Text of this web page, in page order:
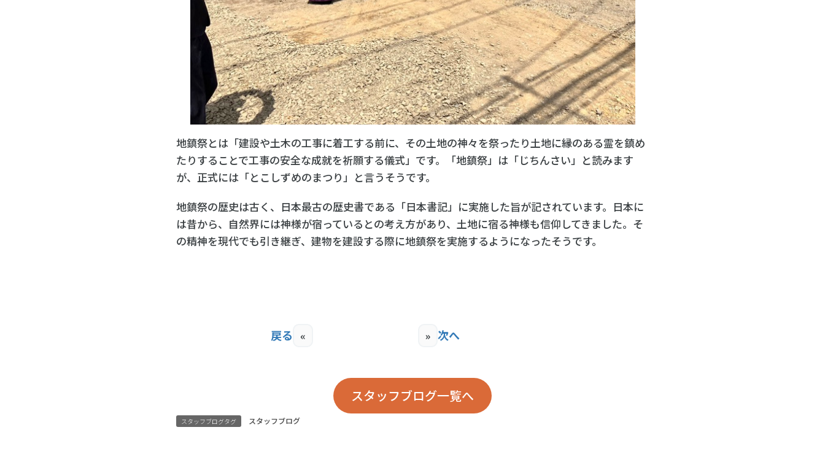
地鎮祭とは「建設や土木の工事に着工する前に、その土地の神々を祭ったり土地に縁のある霊を鎮め
たりすることで工事の安全な成就を祈願する儀式」です。「地鎮祭」は「じちんさい」と読みます
が、正式には「とこしずめのまつり」と言うそうです。
地鎮祭の歴史は古く、日本最古の歴史書である「日本書記」に実施した旨が記されています。日本に
は昔から、自然界には神様が宿っているとの考え方があり、土地に宿る神様も信仰してきました。そ
の精神を現代でも引き継ぎ、建物を建設する際に地鎮祭を実施するようになったそうです。
«
戻る 次へ
»
スタッフブログ一覧へ
スタッフブログタグ スタッフブログ